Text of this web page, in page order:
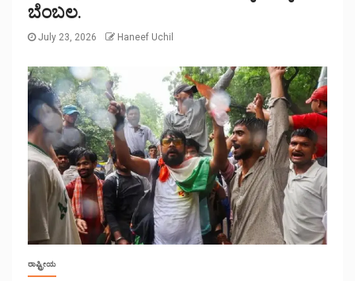
ಬೆಂಬಲ.
July 23, 2026 Haneef Uchil
ರಾಷ್ಟ್ರೀಯ